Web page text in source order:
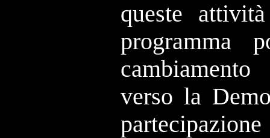
queste
programma
verso la